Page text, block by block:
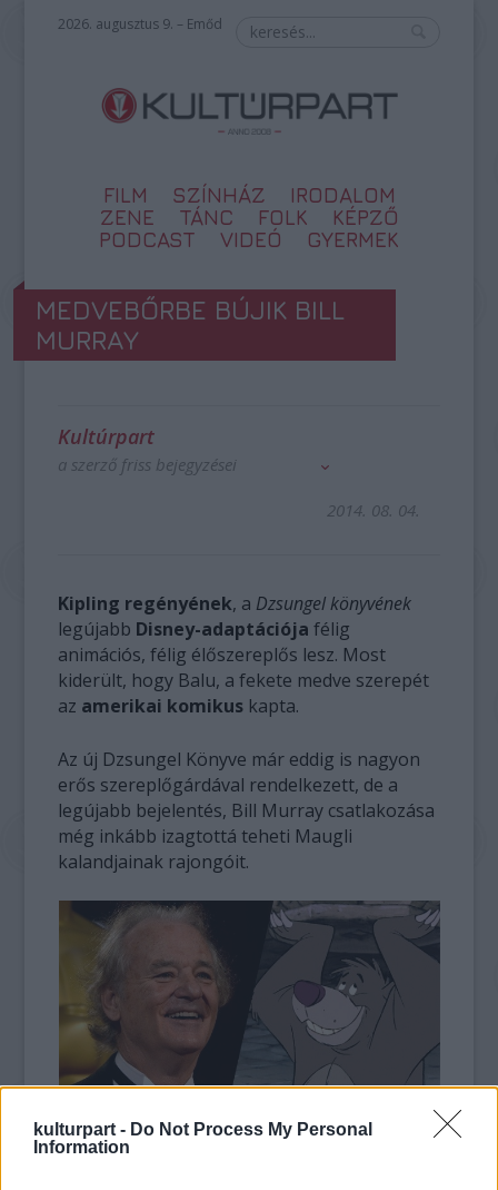
kulturpart - Do Not Process My Personal
Information
2026. augusztus 9. – Emőd
FILM SZÍNHÁZ
IRODALOM
ZENE
TÁNC FOLK
KÉPZŐ
PODCAST
VIDEÓ GYERMEK
MEDVEBŐRBE BÚJIK BILL
MURRAY
Kultúrpart
a szerző friss bejegyzései
2014. 08. 04.
Kipling regényének, a Dzsungel könyvének
legújabb Disney-adaptációjafélig
animációs, félig élőszereplős lesz. Most
kiderült, hogy Balu, a fekete medve szerepét
az amerikai komikus kapta.
Az új Dzsungel Könyve már eddig is nagyon
erős szereplőgárdával rendelkezett, de a
legújabb bejelentés, Bill Murray csatlakozása
még inkább izagtottá teheti Maugli
kalandjainak rajongóit.
fotó: cinestar.hu